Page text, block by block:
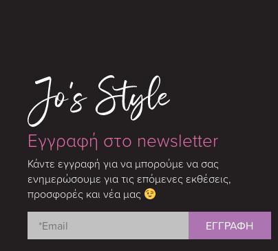
Εγγραφή στο newsletter
Κάντε εγγραφή για να μπορούμε να σας
ενημερώσουμε για τις επόμενες εκθέσεις,
προσφορές και νέα μας